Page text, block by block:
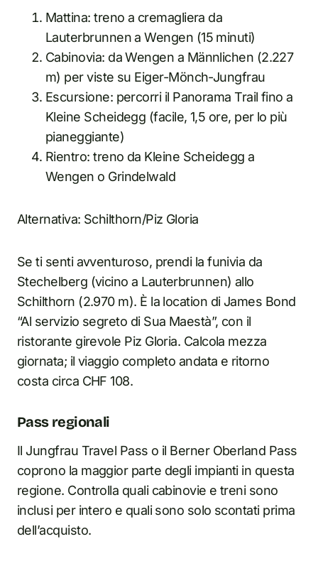
Mattina: treno a cremagliera da
Lauterbrunnen a Wengen (15 minuti)
Cabinovia: da Wengen a Männlichen (2.227
m) per viste su Eiger-Mönch-Jungfrau
Escursione: percorri il Panorama Trail fino a
Kleine Scheidegg (facile, 1,5 ore, per lo più
pianeggiante)
Rientro: treno da Kleine Scheidegg a
Wengen o Grindelwald
Alternativa: Schilthorn/Piz Gloria
Se ti senti avventuroso, prendi la funivia da
Stechelberg (vicino a Lauterbrunnen) allo
Schilthorn (2.970 m). È la location di James Bond
“Al servizio segreto di Sua Maestà”, con il
ristorante girevole Piz Gloria. Calcola mezza
giornata; il viaggio completo andata e ritorno
costa circa CHF 108.
Pass regionali
Il Jungfrau Travel Pass o il Berner Oberland Pass
coprono la maggior parte degli impianti in questa
regione. Controlla quali cabinovie e treni sono
inclusi per intero e quali sono solo scontati prima
dell’acquisto.